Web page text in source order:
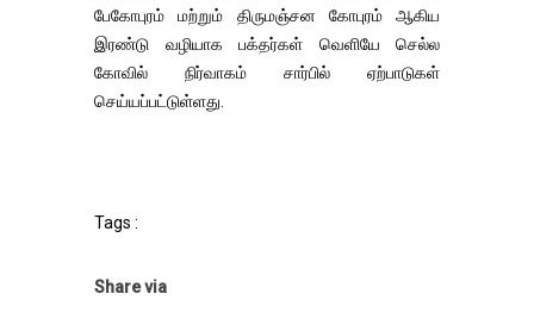
பேகோபுரம் மற்றும் திருமஞ்சன கோபுரம் ஆகிய
இரண்டு வழியாக பக்தர்கள் வெளியே செல்ல
கோவில் நிர்வாகம் சார்பில் ஏற்பாடுகள்
செய்யப்பட்டுள்ளது.
Tags :
Share via